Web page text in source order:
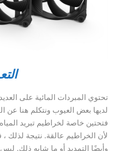
تحتوي المبردات المائية على
لديها بعض العيوب ونتكلم هنا
فتحتين خاصة لخراطيم تبريد
لأن الخراطيم عالقة. نتيجة لذلك
وأيضًا التمديد أو ما شابه ذلك.